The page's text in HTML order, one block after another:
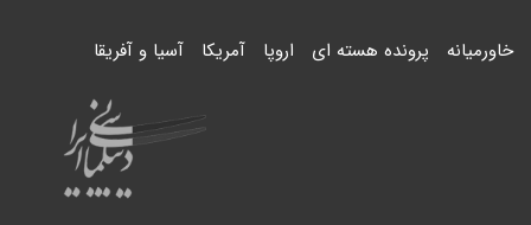
خاورمیانه پرونده هسته ای اروپا آمریکا آسیا و آفریقا